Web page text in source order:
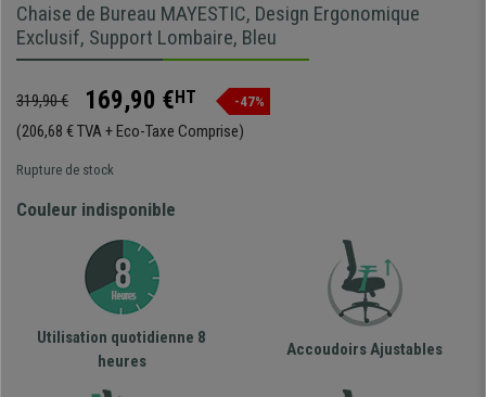
Chaise de Bureau MAYESTIC, Design Ergonomique
Exclusif, Support Lombaire, Bleu
319,90 € 169,90 €HT -47%
(206,68 € TVA + Eco-Taxe Comprise)
Rupture de stock
Couleur indisponible
Utilisation quotidienne 8
heures
Accoudoirs Ajustables